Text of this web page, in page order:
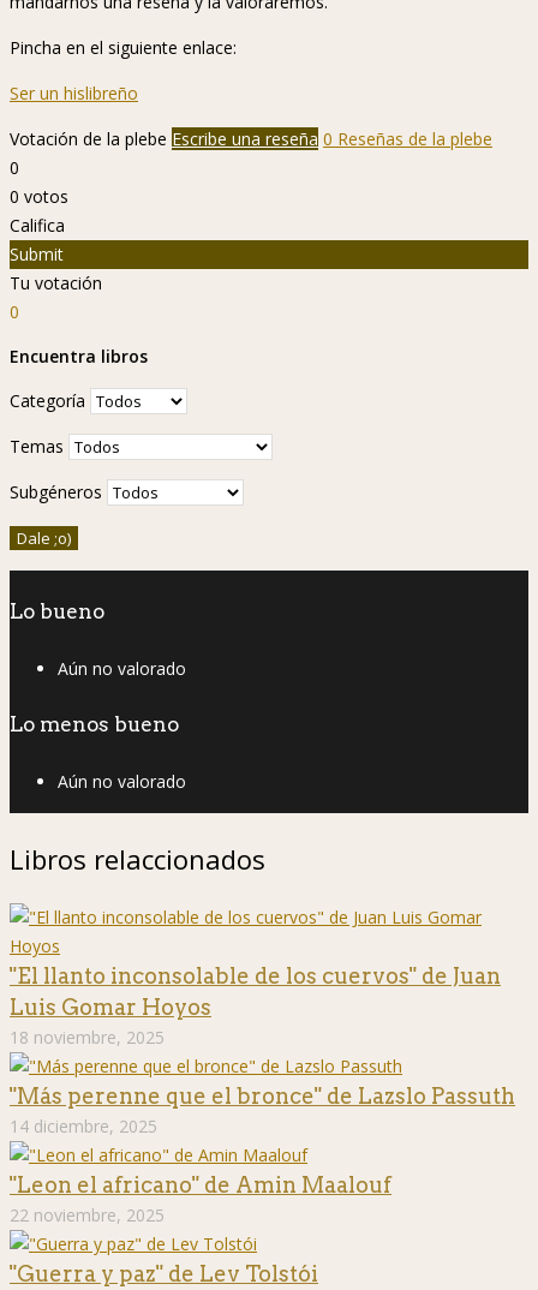
Pincha en el siguiente enlace:
Ser un hislibreño
Votación de la plebe Escribe una reseña 0 Reseñas de la plebe
0
0 votos
Califica
Submit
Tu votación
0
Encuentra libros
Categoría
Temas
Subgéneros
Lo bueno
Aún no valorado
Lo menos bueno
Aún no valorado
Libros relaccionados
"El llanto inconsolable de los cuervos" de Juan
Luis Gomar Hoyos
18 noviembre, 2025
"Más perenne que el bronce" de Lazslo Passuth
14 diciembre, 2025
"Leon el africano" de Amin Maalouf
22 noviembre, 2025
"Guerra y paz" de Lev Tolstói